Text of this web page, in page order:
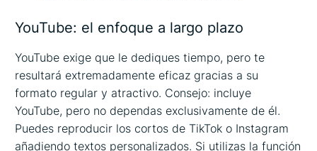
YouTube: el enfoque a largo plazo
YouTube exige que le dediques tiempo, pero te
resultará extremadamente eficaz gracias a su
formato regular y atractivo. Consejo: incluye
YouTube, pero no dependas exclusivamente de él.
Puedes reproducir los cortos de TikTok o Instagram
añadiendo textos personalizados. Si utilizas la función